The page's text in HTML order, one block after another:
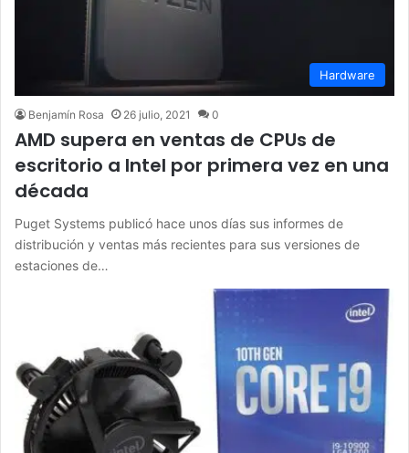
Hardware
Benjamín Rosa 26 julio, 2021 0
AMD supera en ventas de CPUs de
escritorio a Intel por primera vez en una
década
Puget Systems publicó hace unos días sus informes de
distribución y ventas más recientes para sus versiones de
estaciones de…